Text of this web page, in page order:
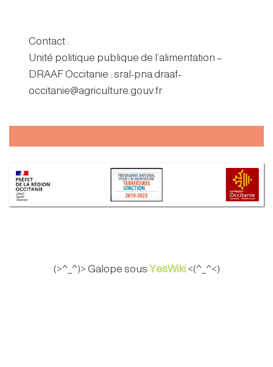
Contact :
Unité politique publique de l’alimentation –
DRAAF Occitanie : sral-pna.draaf-
occitanie@agriculture.gouv.fr
(>^_^)> Galope sous YesWiki<(^_^<)